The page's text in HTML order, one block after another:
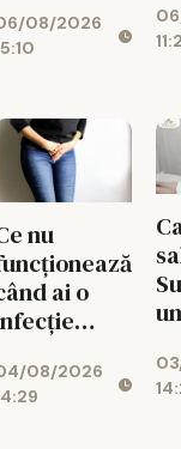
cu Lingua
08/2026
nu
ai o
și
poate
08/2026